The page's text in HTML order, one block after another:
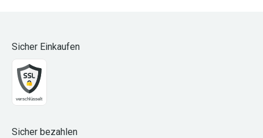
Sicher Einkaufen
Sicher bezahlen